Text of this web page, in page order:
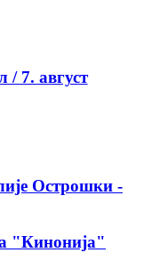
/ 7. август
Острошки -
"Кинонија"